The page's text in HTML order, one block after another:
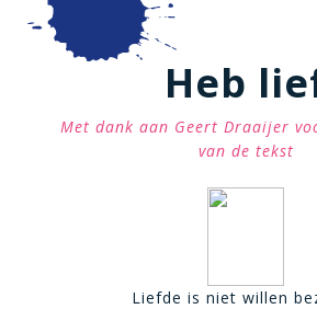
Heb
Met dank aan Geert Draaijer
van de tekst
Liefde is niet willen